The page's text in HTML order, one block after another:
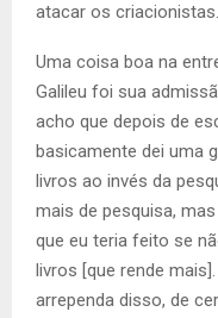
atacar os criacionistas.
Uma coisa boa na
Galileu foi sua
acho que depois de
basicamente dei uma
livros ao invés da
mais de pesquisa,
que eu teria feito se
livros [que rende
arrependa disso, de